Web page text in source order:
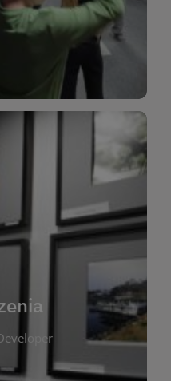
informacje o
przez
spotkań
prelekcji i zajęć
wiekowych. Każde
kultury
społeczności lokalnej.
możesz łatwo